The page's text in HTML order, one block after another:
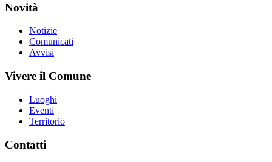
Novità
Notizie
Comunicati
Avvisi
Vivere il Comune
Luoghi
Eventi
Territorio
Contatti